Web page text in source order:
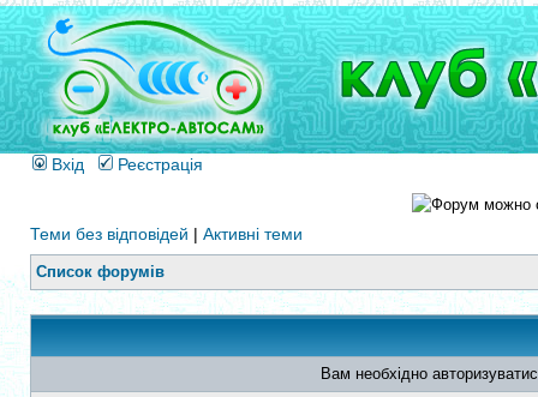
Вхід Реєстрація
Теми без відповідей | Активні теми
Список форумів
Вам необхідно